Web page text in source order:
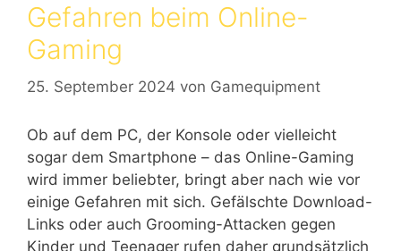
Gefahren beim Online-
Gaming
25. September 2024 von Gamequipment
Ob auf dem PC, der Konsole oder vielleicht
sogar dem Smartphone – das Online-Gaming
wird immer beliebter, bringt aber nach wie vor
einige Gefahren mit sich. Gefälschte Download-
Links oder auch Grooming-Attacken gegen
Kinder und Teenager rufen daher grundsätzlich